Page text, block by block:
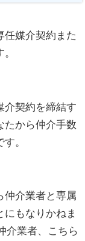
任媒介契約また
介契約を締結す
たから仲介手数
。
仲介業者と専属
もなりかねま
介業者、こちら